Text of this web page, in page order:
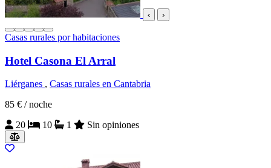
‹ ›
Casas rurales por habitaciones
Hotel Casona El Arral
Liérganes , Casas rurales en Cantabria
85 € / noche
20
10 1 Sin opiniones